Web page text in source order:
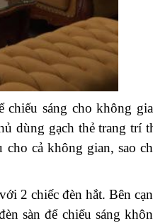
sáng cho không
dùng gạch thẻ trang trí
cho cả không gian, sao
2 chiếc đèn hắt. Bên
sàn để chiếu sáng